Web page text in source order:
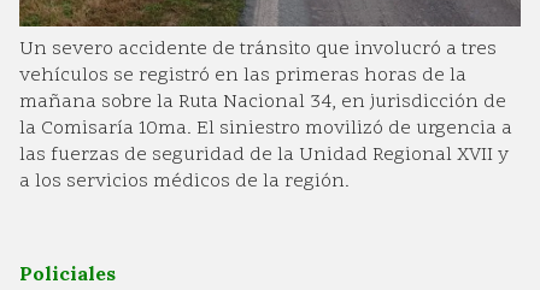
Un severo accidente de tránsito que involucró a tres
vehículos se registró en las primeras horas de la
mañana sobre la Ruta Nacional 34, en jurisdicción de
la Comisaría 10ma. El siniestro movilizó de urgencia a
las fuerzas de seguridad de la Unidad Regional XVII y
a los servicios médicos de la región.
Policiales